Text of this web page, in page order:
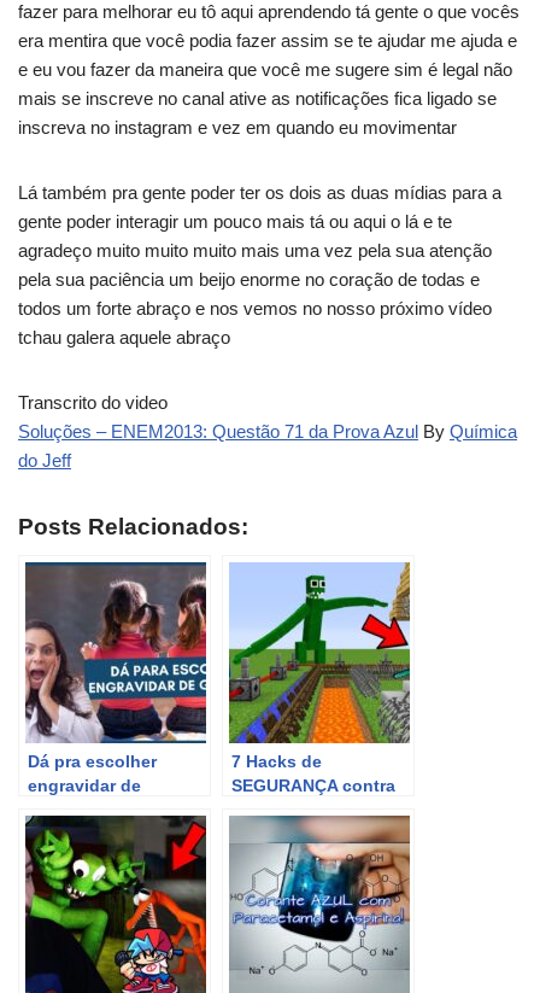
fazer para melhorar eu tô aqui aprendendo tá gente o que vocês
era mentira que você podia fazer assim se te ajudar me ajuda e
e eu vou fazer da maneira que você me sugere sim é legal não
mais se inscreve no canal ative as notificações fica ligado se
inscreva no instagram e vez em quando eu movimentar
Lá também pra gente poder ter os dois as duas mídias para a
gente poder interagir um pouco mais tá ou aqui o lá e te
agradeço muito muito muito mais uma vez pela sua atenção
pela sua paciência um beijo enorme no coração de todas e
todos um forte abraço e nos vemos no nosso próximo vídeo
tchau galera aquele abraço
Transcrito do video
Soluções – ENEM2013: Questão 71 da Prova Azul By Química
do Jeff
Posts Relacionados:
Dá pra escolher
engravidar de
de La Rocque
7 Hacks de
SEGURANÇA contra
GREEN no RAINBOW
FRIENDS!